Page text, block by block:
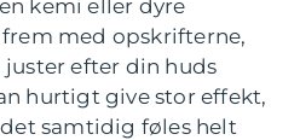
kemi eller dyre
med opskrifterne,
efter din huds
hurtigt give stor effekt,
samtidig føles helt